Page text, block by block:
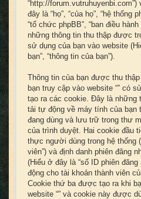
“http://
đây là “họ”, “của họ”, “hệ thống
“tổ chức phpBB”, “ban điều
những thông tin thu thập được
sử dụng của bạn vào website
bạn”, “thông tin của bạn”).
Thông tin của bạn được thu
bạn truy cập vào website “” có
tạo ra các cookie. Đây là những
tải tự động về máy tính của bạn
đang dùng và lưu trữ trong thư
của trình duyệt. Hai cookie đầu
thực người dùng trong hệ thống
viên”) và định danh phiên đăng
(Hiểu ở đây là “số ID phiên
động cho tài khoản thành viên
Cookie thứ ba được tạo ra khi
website “” và cookie này được